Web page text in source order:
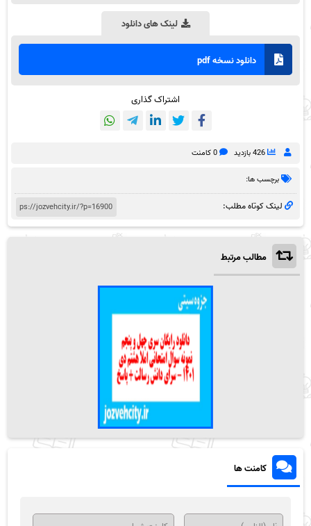
لینک های دانلود
دانلود نسخه pdf
اشتراک گذاری
426 بازدید 0 کامنت
برچسب ها:
لینک کوتاه مطلب:
مطالب مرتبط
کامنت ها